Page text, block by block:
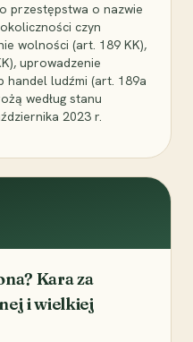
przestępstwa o nazwie
czyn
wolności (art. 189 KK),
uprowadzenie
handel ludźmi (art. 189a
według stanu
2023 r.
Kara za
i wielkiej